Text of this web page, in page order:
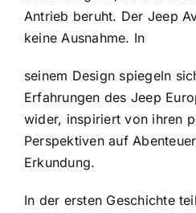
Antrieb beruht. Der Jeep
keine Ausnahme. In
seinem Design spiegeln
Erfahrungen des Jeep
wider, inspiriert von ihren
Perspektiven auf
Erkundung.
In der ersten Geschichte